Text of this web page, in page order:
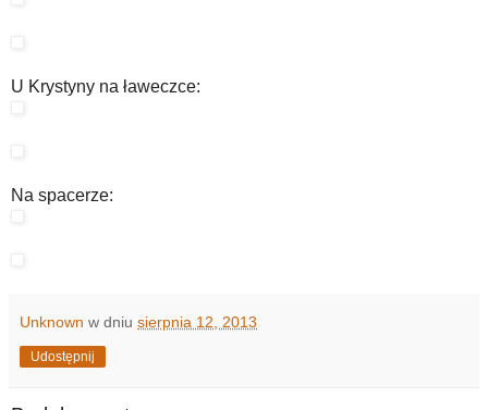
U Krystyny na ławeczce:
Na spacerze:
Unknown w dniu sierpnia 12, 2013
Udostępnij